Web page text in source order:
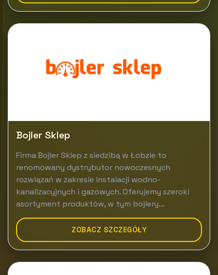
Bojler Sklep
Firma Bojler Sklep z siedzibą w Łobzie to
renomowany dystrybutor nowoczesnych
rozwiązań w zakresie instalacji wodno-
kanalizacyjnych i gazowych. Oferujemy szeroki
asortyment produktów, w tym bojlery...
ZOBACZ SZCZEGÓŁY